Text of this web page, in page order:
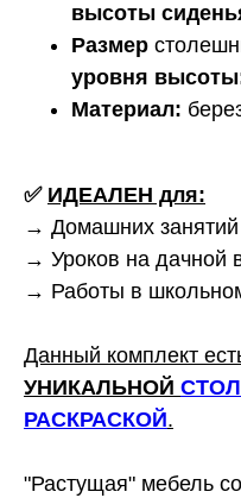
высоты
Размер
уровня
Материал:
✅ ИДЕАЛЕН для:
→ Домашних занятий
→ Уроков на дачной
→ Работы в
Данный комплект
УНИКАЛЬНОЙ
РАСКРАСКОЙ.
"Растущая" мебель